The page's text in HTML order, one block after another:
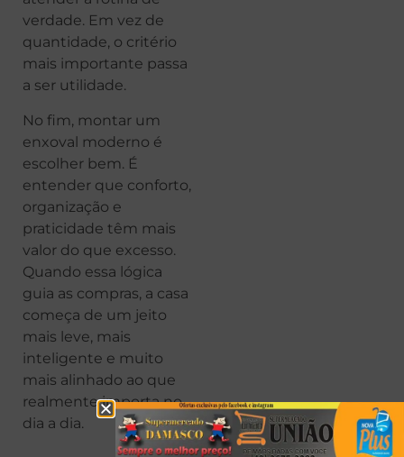
verdade. Em vez de
quantidade, o critério
mais importante passa
a ser utilidade.
No fim, montar um
enxoval moderno é
escolher bem. É
entender que conforto,
organização e
praticidade têm mais
valor do que excesso.
Quando essa lógica
guia as compras, a casa
começa de um jeito
mais leve, mais
inteligente e muito
mais alinhado ao que
realmente importa no
dia a dia.